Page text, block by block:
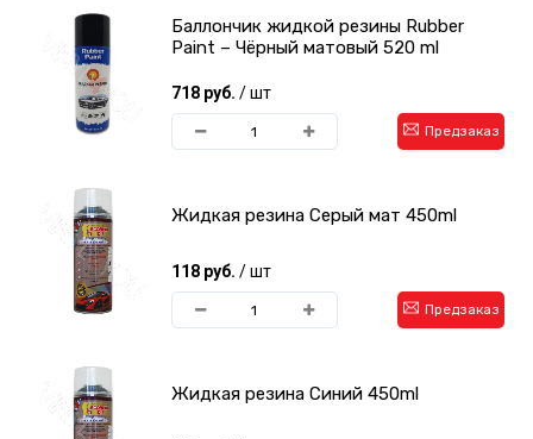
Баллончик жидкой резины Rubber
Paint – Чёрный матовый 520 ml
718 руб. / шт
Предзаказ
Жидкая резина Cерый мат 450ml
118 руб. / шт
Предзаказ
Жидкая резина Cиний 450ml